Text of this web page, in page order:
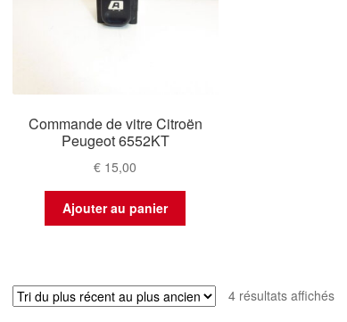
Commande de vitre Citroën
Peugeot 6552KT
€ 15,00
Ajouter au panier
4 résultats affichésTrié